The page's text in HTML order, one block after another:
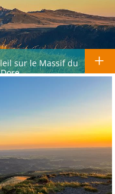
sur le Massif du